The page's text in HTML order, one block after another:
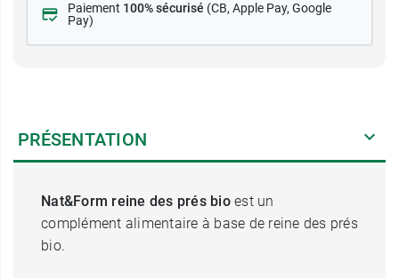
Paiement 100% sécurisé (CB, Apple Pay, Google
Pay)
PRÉSENTATION
Nat&Form reine des prés bioest un
complément alimentaire à base de reine des prés
bio.